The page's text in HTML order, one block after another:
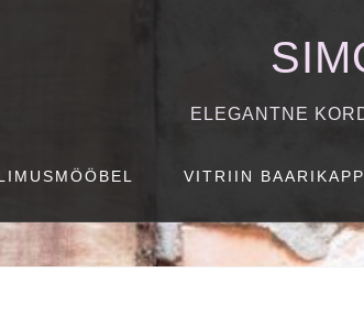
ELEGANTNE
VITRIIN BAARIKAPP